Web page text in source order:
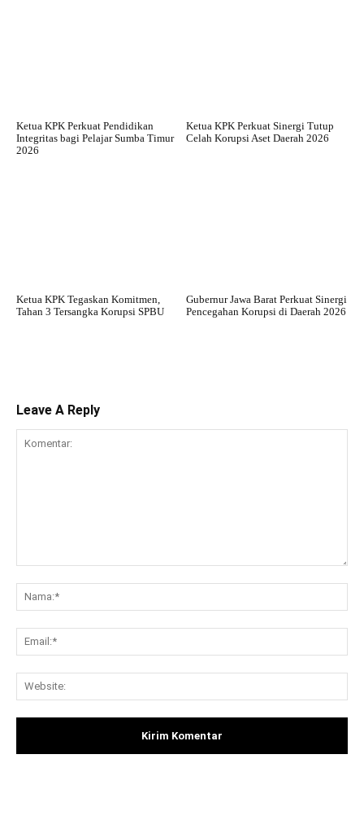
Ketua KPK Perkuat Pendidikan
Integritas bagi Pelajar Sumba Timur
2026
Ketua KPK Perkuat Sinergi Tutup
Celah Korupsi Aset Daerah 2026
Ketua KPK Tegaskan Komitmen,
Tahan 3 Tersangka Korupsi SPBU
Gubernur Jawa Barat Perkuat Sinergi
Pencegahan Korupsi di Daerah 2026
Leave A Reply